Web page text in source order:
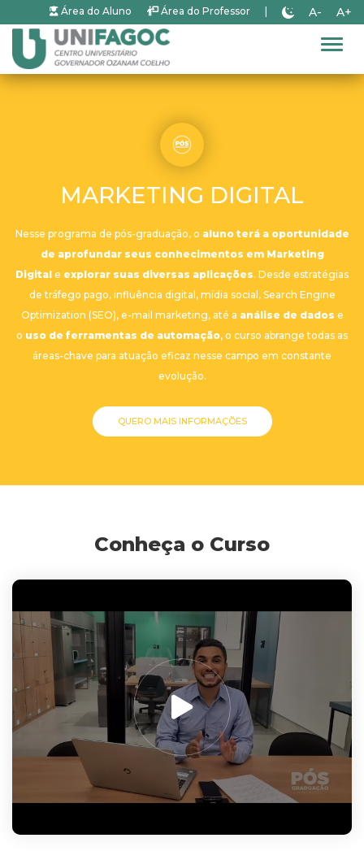
Área do Aluno Área do Professor A- A+
MARKETING DIGITAL
Nesse programa de pós-graduação, o aluno terá a oportunidade
de aprofundar seus conhecimentos em Marketing
Digital e explorar suas diversas aplicações. Desde estratégias
de tráfego pago, influência digital, mídia social, Search Engine
Optimization (SEO), e-mail marketing, até a análise de dados e
o uso de ferramentas de automação, o curso abrange todas as
áreas-chave para atuação eficaz nesse campo em constante
evolução.
QUERO MAIS INFORMAÇÕES
Conheça o Curso